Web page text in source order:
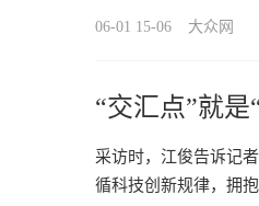
06-01 15-06 大众网
“交汇点”就是
采访时，江俊告诉记
循科技创新规律，拥